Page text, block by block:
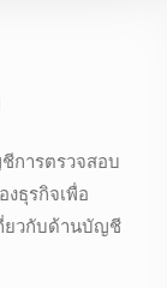
การตรวจสอบ
ธุรกิจเพื่อ
ยวกับด้านบัญชี